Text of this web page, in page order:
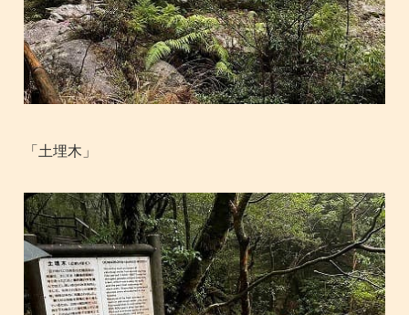
「土埋木」